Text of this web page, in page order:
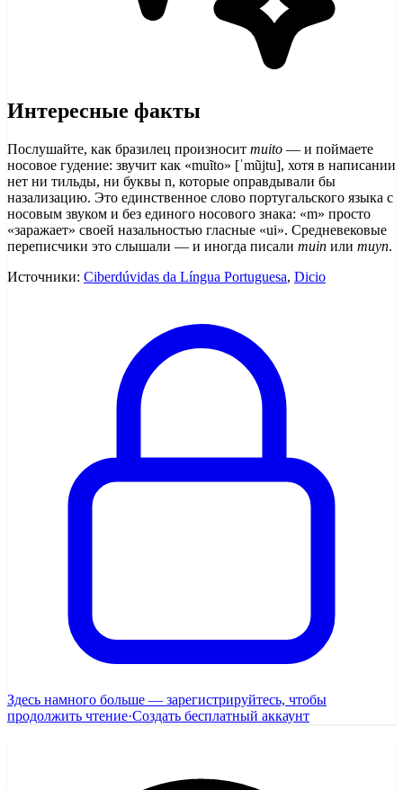
Интересные факты
Послушайте, как бразилец произносит muito — и поймаете
носовое гудение: звучит как «muĩto» [ˈmũjtu], хотя в написании
нет ни тильды, ни буквы n, которые оправдывали бы
назализацию. Это единственное слово португальского языка с
носовым звуком и без единого носового знака: «m» просто
«заражает» своей назальностью гласные «ui». Средневековые
переписчики это слышали — и иногда писали muin или muyn.
Источники: Ciberdúvidas da Língua Portuguesa, Dicio
Здесь намного больше — зарегистрируйтесь, чтобы
продолжить чтение·Создать бесплатный аккаунт